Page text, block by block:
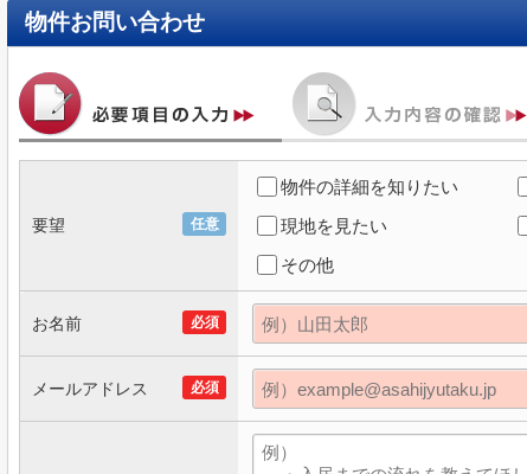
物件お問い合わせ
任意
要望
物件の詳細を知りたい
現地を見たい
その他
必須
お名前
必須
メールアドレス